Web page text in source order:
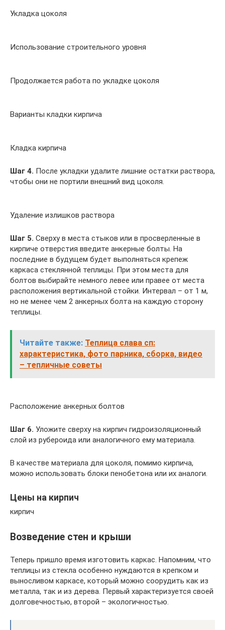
Укладка цоколя
Использование строительного уровня
Продолжается работа по укладке цоколя
Варианты кладки кирпича
Кладка кирпича
Шаг 4. После укладки удалите лишние остатки раствора,
чтобы они не портили внешний вид цоколя.
Удаление излишков раствора
Шаг 5. Сверху в места стыков или в просверленные в
кирпиче отверстия введите анкерные болты. На
последние в будущем будет выполняться крепеж
каркаса стеклянной теплицы. При этом места для
болтов выбирайте немного левее или правее от места
расположения вертикальной стойки. Интервал – от 1 м,
но не менее чем 2 анкерных болта на каждую сторону
теплицы.
Читайте также: Теплица слава сп:
характеристика, фото парника, сборка, видео
– тепличные советы
Расположение анкерных болтов
Шаг 6. Уложите сверху на кирпич гидроизоляционный
слой из рубероида или аналогичного ему материала.
В качестве материала для цоколя, помимо кирпича,
можно использовать блоки пенобетона или их аналоги.
Цены на кирпич
кирпич
Возведение стен и крыши
Теперь пришло время изготовить каркас. Напомним, что
теплицы из стекла особенно нуждаются в крепком и
выносливом каркасе, который можно соорудить как из
металла, так и из дерева. Первый характеризуется своей
долговечностью, второй – экологичностью.